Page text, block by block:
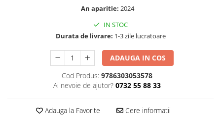
Adezivi si benzi adezive
An aparitie: 2024
IN STOC
Durata de livrare: 1-3 zile lucratoare
ADAUGA IN COS
Cod Produs: 9786303053578
Ai nevoie de ajutor? 0732 55 88 33
Adauga la Favorite Cere informatii